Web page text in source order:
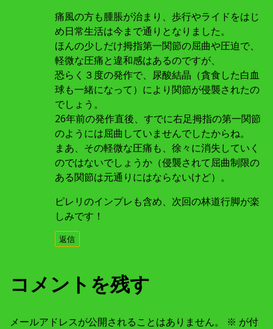
痛風の方も腫脹が治まり、歩行やライドをはじ
め日常生活は今まで通りとなりました。
ほんの少しだけ拇指第一関節の屈曲や圧迫で、
軽微な圧痛と違和感はあるのですが、
恐らく３度の発作で、尿酸結晶（貪食した白血
球も一緒になって）により関節が侵襲されたの
でしょう。
26年前の発作直後、すでに右足拇指の第一関節
のようには屈曲していませんでしたからね。
まあ、その軽微な圧痛も、徐々に消失していく
のではないでしょうか（侵襲されて屈曲制限の
ある関節は元通りにはならないけど）。
ピレリのインプレも含め、次回の林道行脚が楽
しみです！
返信
コメントを残す
メールアドレスが公開されることはありません。 ※ が付